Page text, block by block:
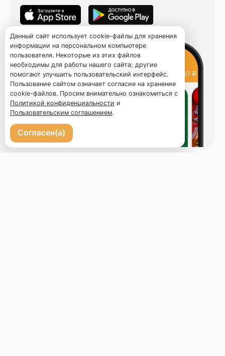
Данный сайт использует cookie-файлы для хранения
информации на персональном компьютере
пользователя. Некоторые из этих файлов
необходимы для работы нашего сайта; другие
помогают улучшить пользовательский интерфейс.
Пользование сайтом означает согласие на хранение
cookie-файлов. Просим внимательно ознакомиться с
Политикой конфиденциальности и
Пользовательским соглашением.
Согласен(а)